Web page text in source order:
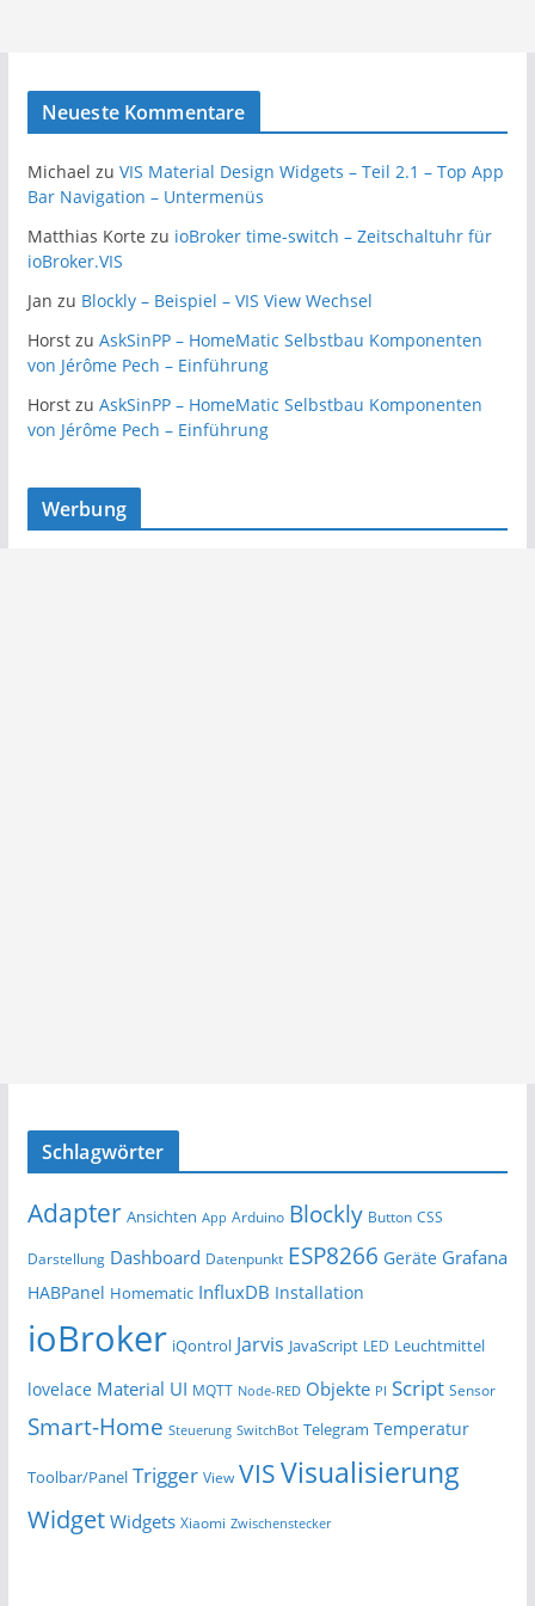
Neueste Kommentare
Michael zu VIS Material Design Widgets – Teil 2.1 – Top App
Bar Navigation – Untermenüs
Matthias Korte zu ioBroker time-switch – Zeitschaltuhr für
ioBroker.VIS
Jan zu Blockly – Beispiel – VIS View Wechsel
Horstzu AskSinPP – HomeMatic Selbstbau Komponenten
von Jérôme Pech – Einführung
Horstzu AskSinPP – HomeMatic Selbstbau Komponenten
von Jérôme Pech – Einführung
Werbung
Schlagwörter
Adapter Ansichten App Arduino Blockly Button CSS
Darstellung Dashboard Datenpunkt ESP8266 Geräte Grafana
HABPanel Homematic InfluxDB Installation
ioBroker iQontrol Jarvis JavaScript LED Leuchtmittel
lovelace Material UI MQTT Node-RED Objekte PI Script Sensor
Smart-Home Steuerung SwitchBot Telegram Temperatur
Toolbar/Panel Trigger View VISVisualisierung
Widget Widgets Xiaomi Zwischenstecker